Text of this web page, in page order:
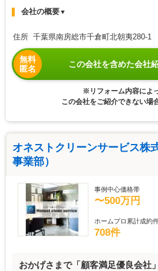
会社の概要▼
住所 千葉県南房総市千倉町北朝夷280-1
無料
匿名
この会社を含めた会社
※リフォーム内容によ
この会社をご紹介できない場
オネストクリーンサービス株
事業部）
事例中心価格帯
〜500万円
ホームプロ累計成約
708件
おかげさまで「顧客満足優良会社